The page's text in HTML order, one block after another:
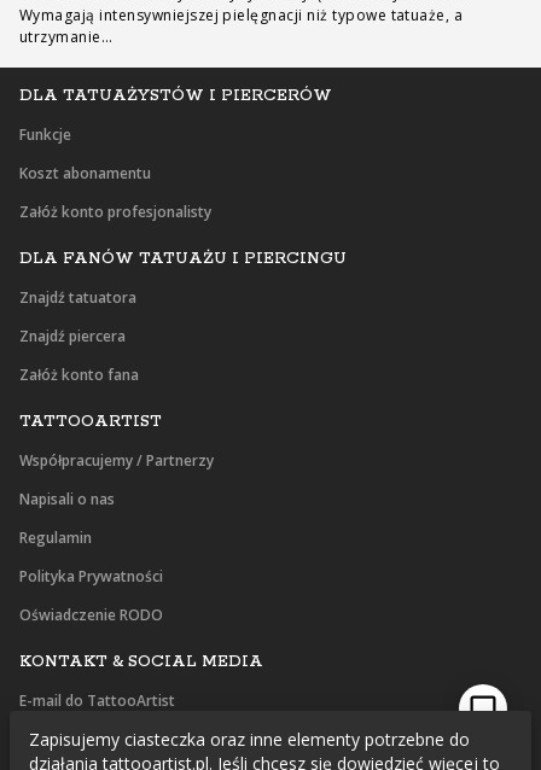
DLA TATUAŻYSTÓW I PIERCERÓW
Funkcje
Koszt abonamentu
Załóż konto profesjonalisty
DLA FANÓW TATUAŻU I PIERCINGU
Znajdź tatuatora
Znajdź piercera
Załóż konto fana
TATTOOARTIST
Współpracujemy / Partnerzy
Napisali o nas
Regulamin
Polityka Prywatności
Oświadczenie RODO
KONTAKT & SOCIAL MEDIA
E-mail do TattooArtist
Facebook
Wymagają intensywniejszej pielęgnacji niż typowe tatuaże, a
utrzymanie…
Zapisujemy ciasteczka oraz inne elementy potrzebne do
działania tattooartist.pl. Jeśli chcesz się dowiedzieć więcej to